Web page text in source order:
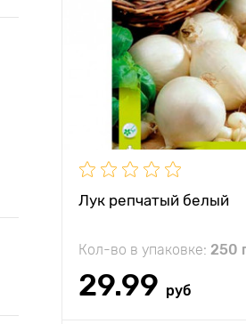
Лук репчатый белый
Кол-во в упаковке: 250
29.99 руб
Растояние между
растениями
Местоположение
Период созревания
Урожайность